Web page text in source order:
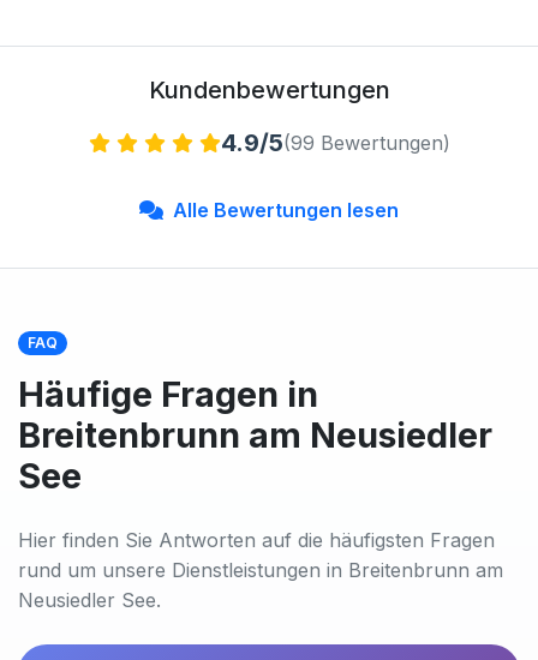
Kundenbewertungen
4.9/5(99 Bewertungen)
Alle Bewertungen lesen
FAQ
Häufige Fragen in
Breitenbrunn am Neusiedler
See
Hier finden Sie Antworten auf die häufigsten Fragen
rund um unsere Dienstleistungen in Breitenbrunn am
Neusiedler See.